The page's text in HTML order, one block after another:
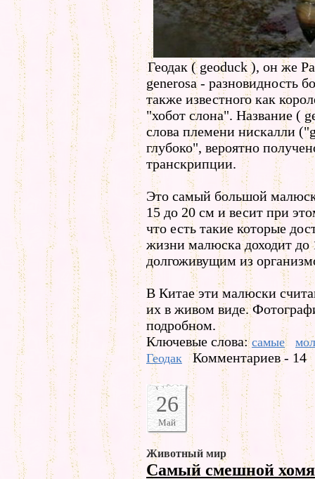
Геодак ( geoduck ), он же
generosa - разновидность
также известного как
"хобот слона". Название (
слова племени нискалли
глубоко", вероятно
транскрипции.
Это самый большой
15 до 20 см и весит при
что есть такие которые
жизни малюска доходит до
долгоживущим из
В Китае эти малюски
их в живом виде.
подробном.
Ключевые слова:самые
Геодак
Комментариев - 14
26
Май
Животный мир
Самый смешной